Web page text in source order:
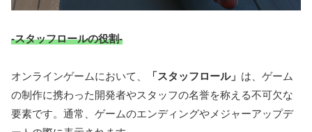
-スタッフロールの役割-
オンラインゲームにおいて、 「スタッフロール」 は、ゲーム
の制作に携わった開発者やスタッフの名誉を称える不可欠な
要素です。通常、ゲームのエンディングやメジャーアップデ